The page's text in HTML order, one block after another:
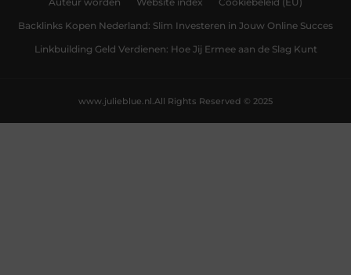
Backlinks Kopen Nederland: Slim Investeren in Jouw Online Succes
Linkbuilding Geld Verdienen: Hoe Jij Ermee aan de Slag Kunt
All Rights Reserved © 2025
www.julieblue.nl.